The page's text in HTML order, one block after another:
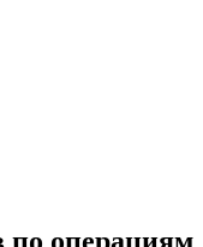
по операциям